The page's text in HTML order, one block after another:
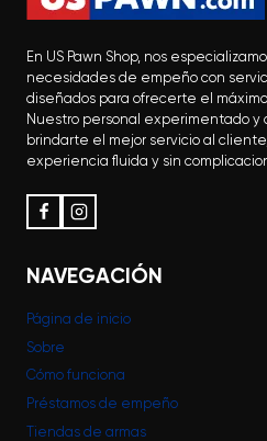
En US Pawn Shop, nos
necesidades de empeño con
diseñados para ofrecerte el
Nuestro personal experimentado
brindarte el mejor servicio al
experiencia fluida y sin
NAVEGACIÓN
Página de inicio
Sobre
Cómo funciona
Préstamos de empeño
Tiendas de armas